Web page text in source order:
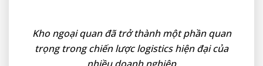
Kho ngoại quan đã trở thành một phần quan
trọng trong chiến lược logistics hiện đại của